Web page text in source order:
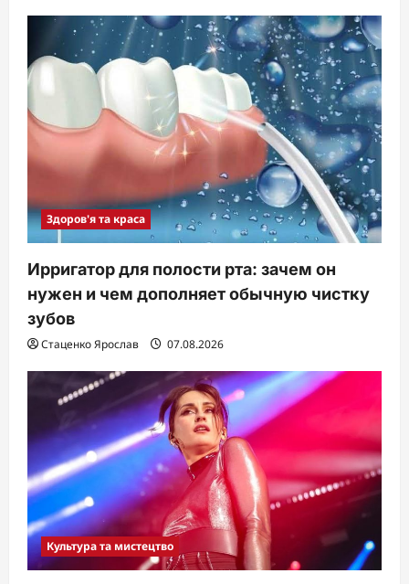
Здоров'я та краса
Ирригатор для полости рта: зачем он
нужен и чем дополняет обычную чистку
зубов
Стаценко Ярослав 07.08.2026
Культура та мистецтво